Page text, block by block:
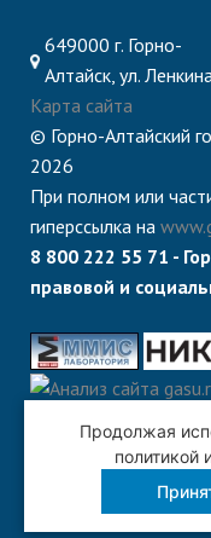
649000 г. Горно-
Алтайск, ул.
Карта сайта
© Горно-Алтайский
2026
При полном или
гиперссылка на
8 800 222 55 71 -
правовой и
Продолжая
политикой